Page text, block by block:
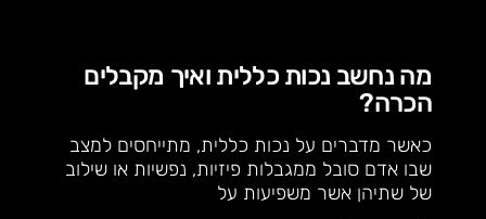
מה נחשב נכות כללית ואיך מקבלים
הכרה?
כאשר מדברים על נכות כללית, מתייחסים למצב
שבו אדם סובל ממגבלות פיזיות, נפשיות או שילוב
של שתיהן אשר משפיעות על